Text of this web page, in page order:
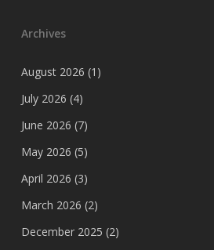
Archives
August 2026 (1)
July 2026 (4)
June 2026 (7)
May 2026 (5)
April 2026 (3)
March 2026 (2)
December 2025 (2)